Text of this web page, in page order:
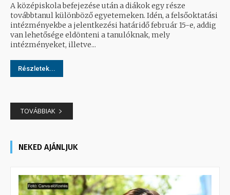
A középiskola befejezése után a diákok egy része
továbbtanul különböző egyetemeken. Idén, a felsőoktatási
intézményekbe a jelentkezési határidő február 15-e, addig
van lehetősége eldönteni a tanulóknak, mely
intézményeket, illetve...
Részletek...
TOVÁBBIAK
NEKED AJÁNLJUK